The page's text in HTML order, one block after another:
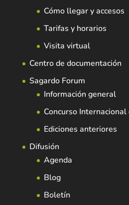
Cómo llegar y accesos
Tarifas y horarios
Visita virtual
Centro de documentación
Sagardo Forum
Información general
Concurso Internacional
Ediciones anteriores
Difusión
Agenda
Blog
Boletín